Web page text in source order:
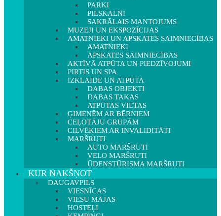
PARKI
PILSKALNI
SAKRĀLAIS MANTOJUMS
MUZEJI UN EKSPOZĪCIJAS
AMATNIEKI UN APSKATES SAIMNIECĪBAS
AMATNIEKI
APSKATES SAIMNIECĪBAS
AKTĪVĀ ATPŪTA UN PIEDZĪVOJUMI
PIRTIS UN SPA
IZKLAIDE UN ATPŪTA
DABAS OBJEKTI
DABAS TAKAS
ATPŪTAS VIETAS
ĢIMENĒM AR BĒRNIEM
CEĻOTĀJU GRUPĀM
CILVĒKIEM AR INVALIDITĀTI
MARŠRUTI
AUTO MARŠRUTI
VELO MARŠRUTI
ŪDENSTŪRISMA MARŠRUTI
KUR NAKŠŅOT
DAUGAVPILS
VIESNĪCAS
VIESU MĀJAS
HOSTEĻI